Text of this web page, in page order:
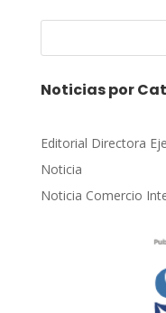
Noticias por
Editorial Directora
Noticia
Noticia Comercio